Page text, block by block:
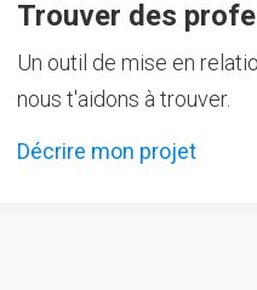
Trouver des
Un outil de mise en
nous t'aidons à trouver.
Décrire mon projet